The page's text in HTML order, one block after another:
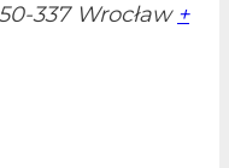
337 Wrocław +